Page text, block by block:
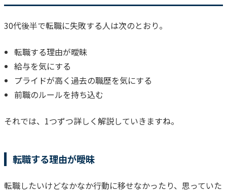
30代後半で転職に失敗する人は次のとおり。
転職する理由が曖昧
給与を気にする
プライドが高く過去の職歴を気にする
前職のルールを持ち込む
それでは、1つずつ詳しく解説していきますね。
転職する理由が曖昧
転職したいけどなかなか行動に移せなかったり、思っていた